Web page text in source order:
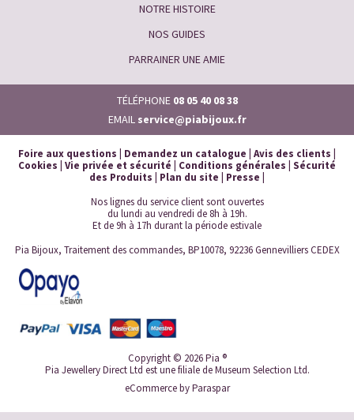
NOTRE HISTOIRE
NOS GUIDES
PARRAINER UNE AMIE
TÉLÉPHONE 08 05 40 08 38
EMAIL service@piabijoux.fr
Foire aux questions Demandez un catalogue Avis des clients
Cookies Vie privée et sécurité Conditions générales Sécurité
des Produits
Plan du site Presse
Nos lignes du service client sont ouvertes
du lundi au vendredi de 8h à 19h.
Et de 9h à 17h durant la période estivale
Pia Bijoux, Traitement des commandes, BP10078, 92236 Gennevilliers CEDEX
Copyright © 2026 Pia ®
Pia Jewellery Direct Ltd est une filiale de Museum Selection Ltd.
eCommerce byParaspar